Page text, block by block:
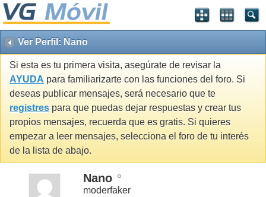
Ver Perfil: Nano
Si esta es tu primera visita, asegúrate de revisar la
AYUDA para familiarizarte con las funciones del foro. Si
deseas publicar mensajes, será necesario que te
registres para que puedas dejar respuestas y crear tus
propios mensajes, recuerda que es gratis. Si quieres
empezar a leer mensajes, selecciona el foro de tu interés
de la lista de abajo.
Nano
moderfaker